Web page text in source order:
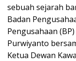
sebuah sejarah
Badan
Pengusahaan
Purwiyanto
Ketua Dewan